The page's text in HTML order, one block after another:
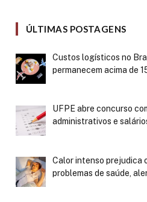
ÚLTIMAS POSTAGENS
Custos logísticos no
permanecem acima de
UFPE abre concurso
administrativos e
Calor intenso prejudica
problemas de saúde,